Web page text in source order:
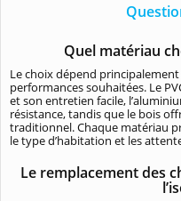
Quel matériau
Le choix dépend
performances souhaitées. Le
et son entretien facile,
résistance, tandis que le bois
traditionnel. Chaque matériau
le type d’habitation et les
Le remplacement des